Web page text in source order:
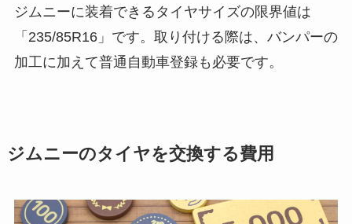
ジムニーに装着できるタイヤサイズの限界値は
「235/85R16」です。取り付ける際は、バンパーの
加工に加えて普通自動車登録も必要です。
ジムニーのタイヤを交換する費用